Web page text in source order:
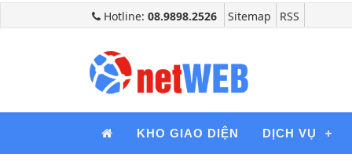
Hotline: 08.9898.2526 Sitemap RSS
KHO GIAO DIỆN DỊCH VỤ